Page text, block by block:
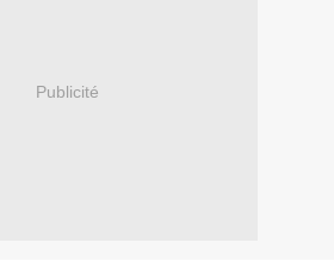
Publicité